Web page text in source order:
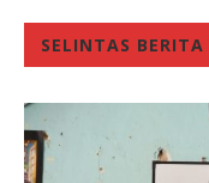
SELINTAS BERITA